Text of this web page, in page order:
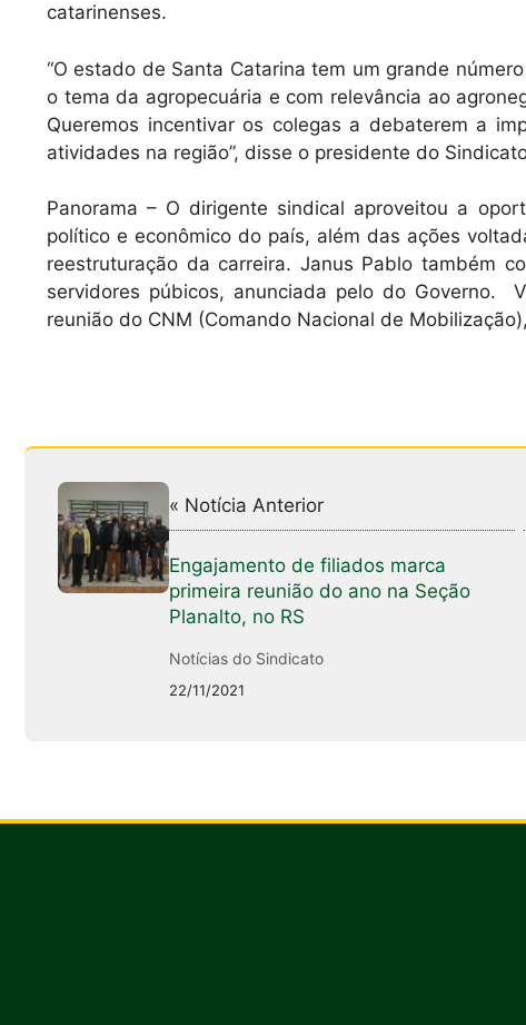
catarinenses.
“O estado de Santa Catarina tem um grande
o tema da agropecuária e com relevância ao
Queremos incentivar os colegas a debaterem a
atividades na região”, disse o presidente do
Panorama – O dirigente sindical aproveitou a
político e econômico do país, além das ações
reestruturação da carreira. Janus Pablo também
servidores púbicos, anunciada pelo do Governo.
reunião do CNM (Comando Nacional de
« Notícia Anterior
Engajamento de filiados marca
primeira reunião do ano na Seção
Planalto, no RS
Notícias do Sindicato
22/11/2021